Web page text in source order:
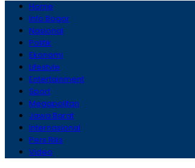
Home
Info Bogor
Nasional
Politik
Ekonomi
Lifestyle
Entertainment
Sport
Megapolitan
Jawa Barat
Internasional
Pers Rilis
Video